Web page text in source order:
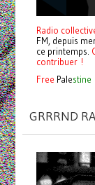
Radio
FM, depuis
ce printemps.
contribuer !
Free Palestine
GRRRND